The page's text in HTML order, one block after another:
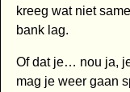
kreeg wat niet
bank lag.
Of dat je… nou ja,
mag je weer gaan